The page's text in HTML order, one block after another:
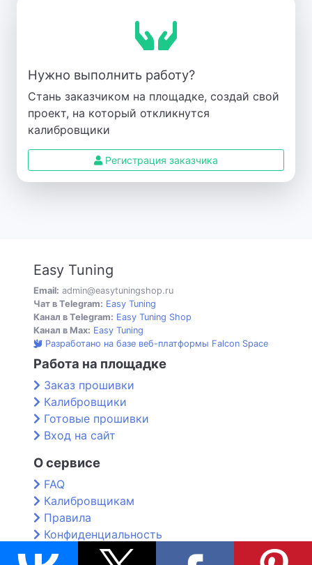
Нужно выполнить работу?
Стань заказчиком на площадке, создай свой
проект, на который откликнутся
калибровщики
Регистрация заказчика
Easy Tuning
Email: admin@easytuningshop.ru
Чат в Telegram: Easy Tuning
Канал в Telegram: Easy Tuning Shop
Канал в Max: Easy Tuning
Разработано на базе веб-платформы Falcon Space
Работа на площадке
Заказ прошивки
Калибровщики
Готовые прошивки
Вход на сайт
О сервисе
FAQ
Калибровщикам
Правила
Конфиденциальность
Контакты